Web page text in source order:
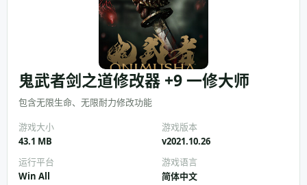
鬼武者剑之道修改器 +9 一修大师
包含无限生命、无限耐力修改功能
游戏大小
43.1 MB
游戏版本
v2021.10.26
运行平台
Win All
游戏语言
简体中文